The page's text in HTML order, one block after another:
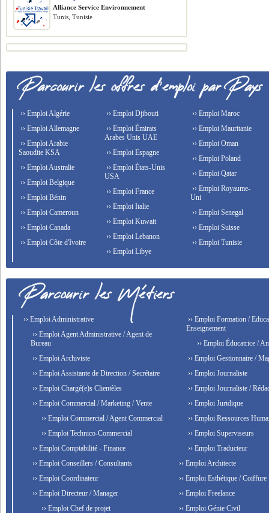
Alliance Service Environnement
Tunis, Tunisie
›› Emploi Algérie
›› Emploi Allemagne
›› Emploi Arabie
Saoudite KSA
›› Emploi Australie
›› Emploi Belgique
›› Emploi Bénin
›› Emploi Cameroun
›› Emploi Canada
›› Emploi Côte d'Ivoire
›› Emploi Djibouti
›› Emploi Émirats
Arabes Unis UAE
›› Emploi Espagne
›› Emploi États-Unis
USA
›› Emploi France
›› Emploi Italie
›› Emploi Kuwait
›› Emploi Lebanon
›› Emploi Libye
›› Emploi Maroc
›› Emploi Mauritanie
›› Emploi Oman
›› Emploi Poland
›› Emploi Qatar
›› Emploi Royaume-
Uni
›› Emploi Senegal
›› Emploi Suisse
›› Emploi Tunisie
›› Emploi Administrative
›› Emploi Agent Administrative / Agent de
Bureau
›› Emploi Archiviste
›› Emploi Assistante de Direction / Secrétaire
›› Emploi Chargé(e)s Clientèles
›› Emploi Commercial / Marketing / Vente
›› Emploi Commercial / Agent Commercial
›› Emploi Technico-Commercial
›› Emploi Comptabilité - Finance
›› Emploi Conseillers / Consultants
›› Emploi Coordinateur
›› Emploi Directeur / Manager
›› Emploi Chef de projet
›› Emploi Formation /
Enseignement
›› Emploi Éducatrice /
›› Emploi Gestionnaire /
›› Emploi Journaliste
›› Emploi Journaliste /
›› Emploi Juridique
›› Emploi Ressources
›› Emploi Superviseurs
›› Emploi Traducteur
›› Emploi Architecte
›› Emploi Esthétique / Coiffure
›› Emploi Freelance
›› Emploi Génie Civil